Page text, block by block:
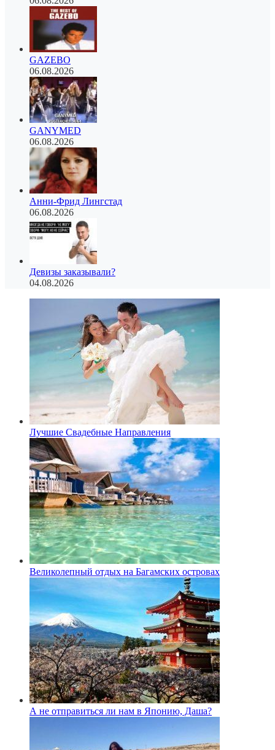
GAZEBO
06.08.2026
GANYMED
06.08.2026
Анни-Фрид Лингстад
06.08.2026
Девизы заказывали?
04.08.2026
Лучшие Свадебные Направления
Великолепный отдых на Багамских островах
А не отправиться ли нам в Японию, Даша?